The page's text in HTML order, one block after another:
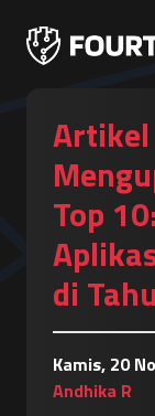
Artikel
Top
di
Kamis, 20
Andhika R